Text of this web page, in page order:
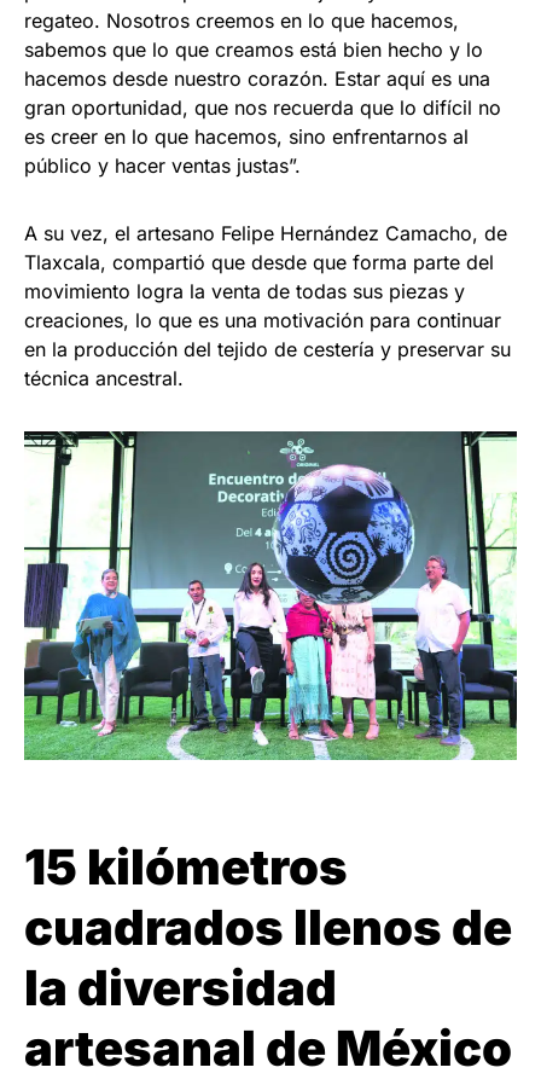
regateo. Nosotros creemos en lo que hacemos,
sabemos que lo que creamos está bien hecho y lo
hacemos desde nuestro corazón. Estar aquí es una
gran oportunidad, que nos recuerda que lo difícil no
es creer en lo que hacemos, sino enfrentarnos al
público y hacer ventas justas”.
A su vez, el artesano Felipe Hernández Camacho, de
Tlaxcala, compartió que desde que forma parte del
movimiento logra la venta de todas sus piezas y
creaciones, lo que es una motivación para continuar
en la producción del tejido de cestería y preservar su
técnica ancestral.
15 kilómetros
cuadrados llenos de
la diversidad
artesanal de México